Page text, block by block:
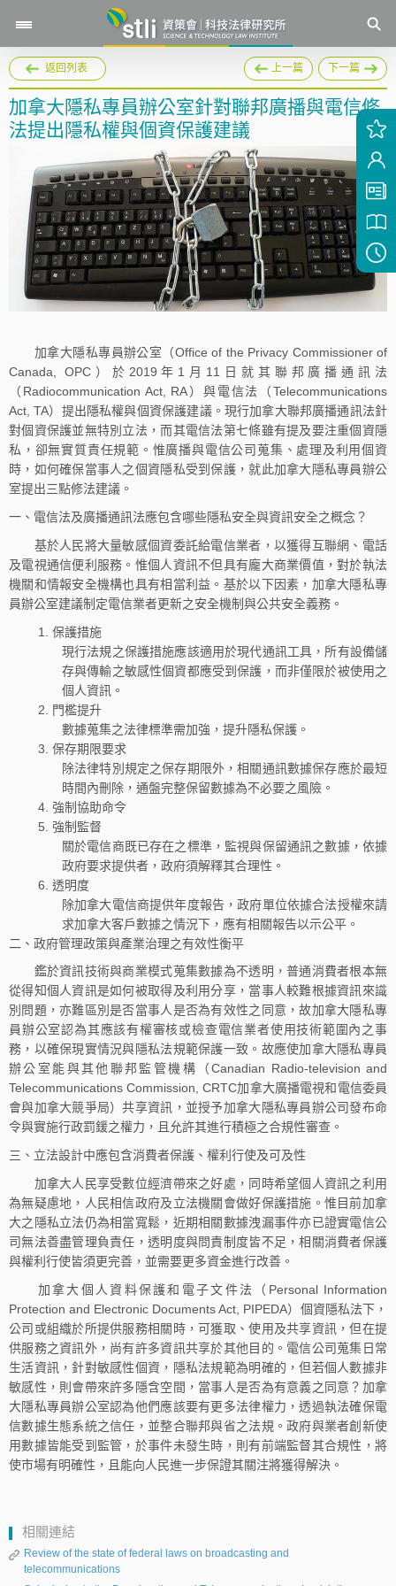
返回列表 上一篇 下一篇
加拿大隱私專員辦公室針對聯邦廣播與電信修
法提出隱私權與個資保護建議
加拿大隱私專員辦公室（Office of the Privacy Commissioner of
Canada, OPC）於2019年1月11日就其聯邦廣播通訊法
（Radiocommunication Act, RA）與電信法（Telecommunications
Act, TA）提出隱私權與個資保護建議。現行加拿大聯邦廣播通訊法針
對個資保護並無特別立法，而其電信法第七條雖有提及要注重個資隱
私，卻無實質責任規範。惟廣播與電信公司蒐集、處理及利用個資
時，如何確保當事人之個資隱私受到保護，就此加拿大隱私專員辦公
室提出三點修法建議。
一、電信法及廣播通訊法應包含哪些隱私安全與資訊安全之概念？
基於人民將大量敏感個資委託給電信業者，以獲得互聯網、電話
及電視通信便利服務。惟個人資訊不但具有龐大商業價值，對於執法
機關和情報安全機構也具有相當利益。基於以下因素，加拿大隱私專
員辦公室建議制定電信業者更新之安全機制與公共安全義務。
保護措施
現行法規之保護措施應該適用於現代通訊工具，所有設備儲
存與傳輸之敏感性個資都應受到保護，而非僅限於被使用之
個人資訊。
門檻提升
數據蒐集之法律標準需加強，提升隱私保護。
保存期限要求
除法律特別規定之保存期限外，相關通訊數據保存應於最短
時間內刪除，通盤完整保留數據為不必要之風險。
強制協助命令
強制監督
關於電信商既已存在之標準，監視與保留通訊之數據，依據
政府要求提供者，政府須解釋其合理性。
透明度
除加拿大電信商提供年度報告，政府單位依據合法授權來請
求加拿大客戶數據之情況下，應有相關報告以示公平。
二、政府管理政策與產業治理之有效性衡平
鑑於資訊技術與商業模式蒐集數據為不透明，普通消費者根本無
從得知個人資訊是如何被取得及利用分享，當事人較難根據資訊來識
別問題，亦難區別是否當事人是否為有效性之同意，故加拿大隱私專
員辦公室認為其應該有權審核或檢查電信業者使用技術範圍內之事
務，以確保現實情況與隱私法規範保護一致。故應使加拿大隱私專員
辦公室能與其他聯邦監管機構（Canadian Radio-television and
Telecommunications Commission, CRTC加拿大廣播電視和電信委員
會與加拿大競爭局）共享資訊，並授予加拿大隱私專員辦公司發布命
令與實施行政罰鍰之權力，且允許其進行積極之合規性審查。
三、立法設計中應包含消費者保護、權利行使及可及性
加拿大人民享受數位經濟帶來之好處，同時希望個人資訊之利用
為無疑慮地，人民相信政府及立法機關會做好保護措施。惟目前加拿
大之隱私立法仍為相當寬鬆，近期相關數據洩漏事件亦已證實電信公
司無法善盡管理負責任，透明度與問責制度皆不足，相關消費者保護
與權利行使皆須更完善，並需要更多資金進行改善。
加拿大個人資料保護和電子文件法（Personal Information
Protection and Electronic Documents Act, PIPEDA）個資隱私法下，
公司或組織於所提供服務相關時，可獲取、使用及共享資訊，但在提
供服務之資訊外，尚有許多資訊共享於其他目的。電信公司蒐集日常
生活資訊，針對敏感性個資，隱私法規範為明確的，但若個人數據非
敏感性，則會帶來許多隱含空間，當事人是否為有意義之同意？加拿
大隱私專員辦公室認為他們應該要有更多法律權力，透過執法確保電
信數據生態系統之信任，並整合聯邦與省之法規。政府與業者創新使
用數據皆能受到監管，於事件未發生時，則有前端監督其合規性，將
使市場有明確性，且能向人民進一步保證其關注將獲得解決。
相關連結
Review of the state of federal laws on broadcasting and
telecommunications